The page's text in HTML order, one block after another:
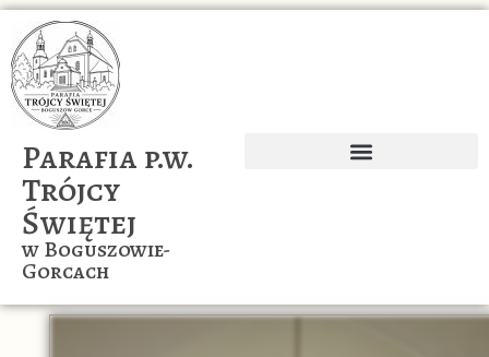
Parafia p.w.
Trójcy
Świętej
w Boguszowie-
Gorcach